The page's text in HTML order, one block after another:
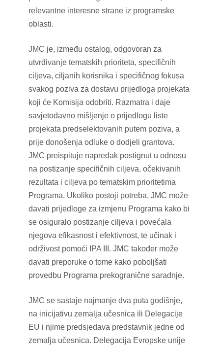
relevantne interesne strane iz programske
oblasti.
JMC je, između ostalog, odgovoran za
utvrđivanje tematskih prioriteta, specifičnih
ciljeva, ciljanih korisnika i specifičnog fokusa
svakog poziva za dostavu prijedloga projekata
koji će Komisija odobriti. Razmatra i daje
savjetodavno mišljenje o prijedlogu liste
projekata predselektovanih putem poziva, a
prije donošenja odluke o dodjeli grantova.
JMC preispituje napredak postignut u odnosu
na postizanje specifičnih ciljeva, očekivanih
rezultata i ciljeva po tematskim prioritetima
Programa. Ukoliko postoji potreba, JMC može
davati prijedloge za izmjenu Programa kako bi
se osiguralo postizanje ciljeva i povećala
njegova efikasnost i efektivnost, te učinak i
održivost pomoći IPA III. JMC također može
davati preporuke o tome kako poboljšati
provedbu Programa prekogranične saradnje.
JMC se sastaje najmanje dva puta godišnje,
na inicijativu zemalja učesnica ili Delegacije
EU i njime predsjedava predstavnik jedne od
zemalja učesnica. Delegacija Evropske unije